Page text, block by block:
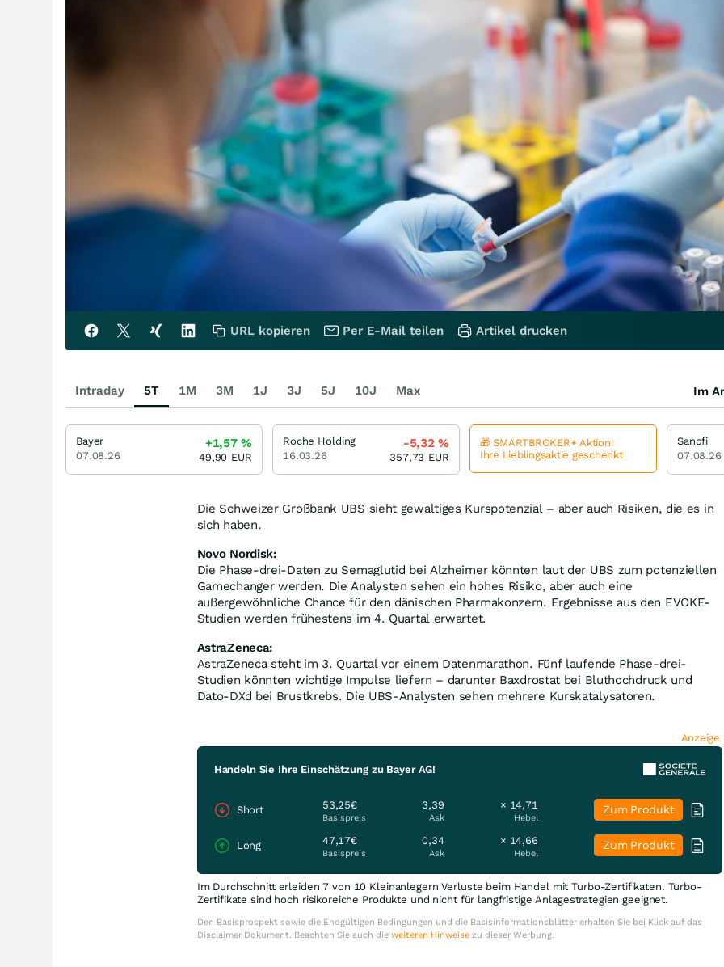
Die Schweizer Großbank UBS sieht gewaltiges Kurs­potenzial – aber auch Risiken, die es in
sich haben.
Novo Nordisk:
Die Phase-drei-Daten zu Semaglutid bei Alzheimer könnten laut der UBS zum potenziellen
Gamechanger werden. Die Analysten sehen ein hohes Risiko, aber auch eine
außergewöhnliche Chance für den dänischen Pharmakonzern. Ergebnisse aus den EVOKE-
Studien werden frühestens im 4. Quartal erwartet.
AstraZeneca:
AstraZeneca steht im 3. Quartal vor einem Datenmarathon. Fünf laufende Phase-drei-
Studien könnten wichtige Impulse liefern – darunter Baxdrostat bei Bluthochdruck und
Dato-DXd bei Brustkrebs. Die UBS-Analysten sehen mehrere Kurskatalysatoren.
Anzeige
Handeln Sie Ihre Einschätzung zu Bayer AG!
Short 53,25€
Basispreis
3,39
Ask
× 14,71
Hebel
Zum Produkt
Long 47,17€
Basispreis
0,34
Ask
× 14,66
Hebel
Zum Produkt
Im Durchschnitt erleiden 7 von 10 Kleinanlegern Verluste beim Handel mit Turbo-Zertifikaten. Turbo-
Zertifikate sind hoch risikoreiche Produkte und nicht für langfristige Anlagestrategien geeignet.
Den Basisprospekt sowie die Endgültigen Bedingungen und die Basisinformationsblätter erhalten Sie bei Klick auf das
Disclaimer Dokument. Beachten Sie auch die weiteren Hinweisezu dieser Werbung.
URL kopieren Per E-Mail teilen Artikel drucken
Intraday 5T 1M 3M 1J 3J 5J 10J Max Im
Bayer
07.08.26
+1,57%
49,90 EUR
Roche Holding
16.03.26
-5,32%
357,73 EUR
🎁 SMARTBROKER+ Aktion!
Ihre Lieblingsaktie geschenkt
Sanofi
07.08.26